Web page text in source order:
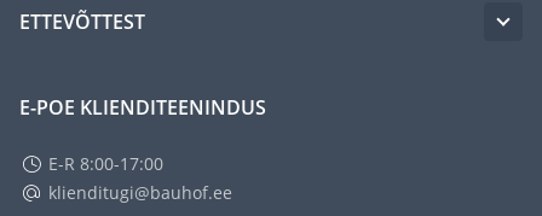
ETTEVÕTTEST
E-POE KLIENDITEENINDUS
E-R 8:00-17:00
klienditugi@bauhof.ee